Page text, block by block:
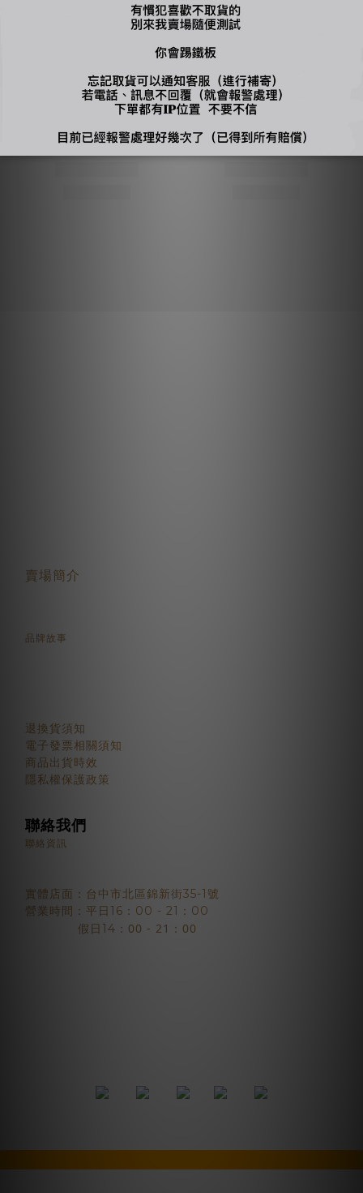
賣場簡介
品牌故事
退換貨須知
電子發票相關須知
商品出貨時效
隱私權保護政策
聯絡我們
聯絡資訊
實體店面：台中市北區錦新街35-1號
營業時間：平日16：00 - 21：00
假日14 ：00 - 21：00